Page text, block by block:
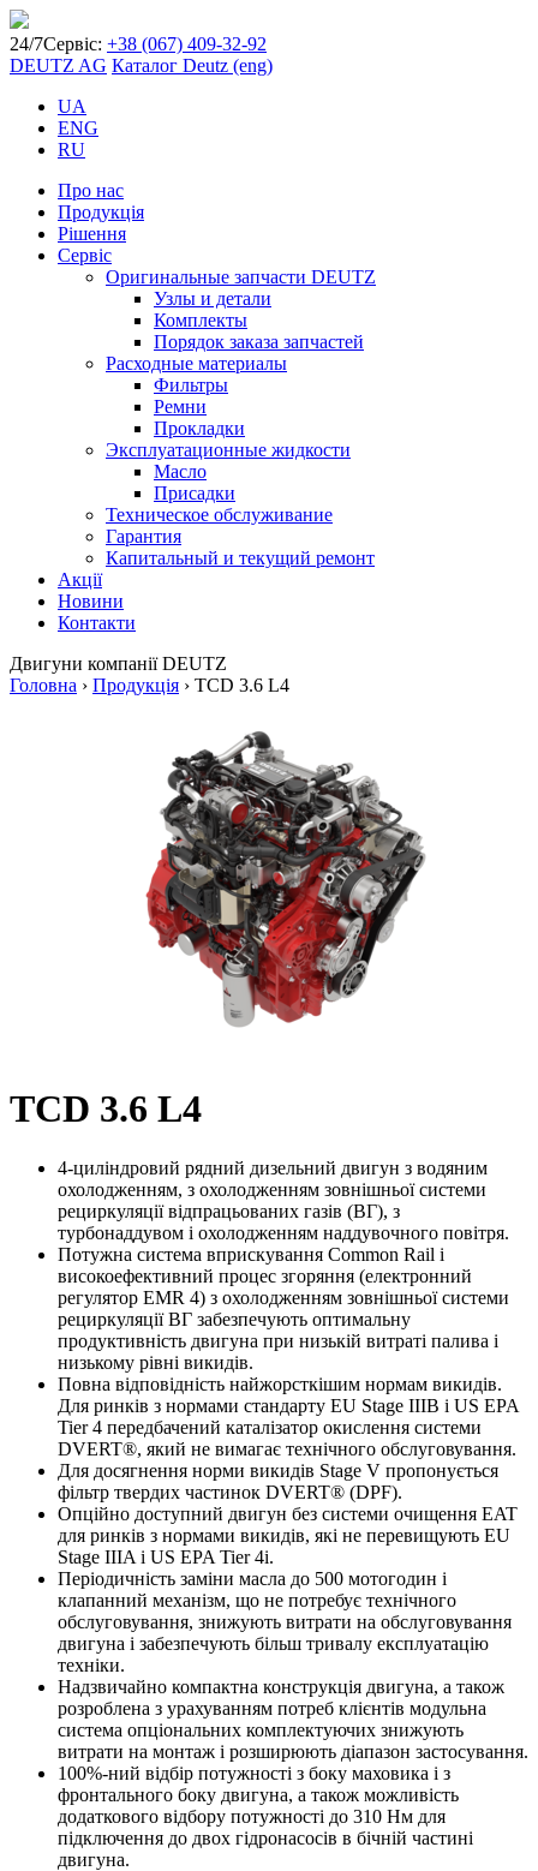
24/7Сервіс: +38 (067) 409-32-92
DEUTZ AG Каталог Deutz (eng)
UA
ENG
RU
Про нас
Продукція
Рішення
Сервіс
Оригинальные запчасти DEUTZ
Узлы и детали
Комплекты
Порядок заказа запчастей
Расходные материалы
Фильтры
Ремни
Прокладки
Эксплуатационные жидкости
Масло
Присадки
Техническое обслуживание
Гарантия
Капитальный и текущий ремонт
Акції
Новини
Контакти
Двигуни компанії DEUTZ
Головна › Продукція › TCD 3.6 L4
TCD 3.6 L4
4-циліндровий рядний дизельний двигун з водяним
охолодженням, з охолодженням зовнішньої системи
рециркуляції відпрацьованих газів (ВГ), з
турбонаддувом і охолодженням наддувочного повітря.
Потужна система вприскування Common Rail і
високоефективний процес згоряння (електронний
регулятор EMR 4) з охолодженням зовнішньої системи
рециркуляції ВГ забезпечують оптимальну
продуктивність двигуна при низькій витраті палива і
низькому рівні викидів.
Повна відповідність найжорсткішим нормам викидів.
Для ринків з нормами стандарту EU Stage IIIB і US EPA
Tier 4 передбачений каталізатор окислення системи
DVERT®, який не вимагає технічного обслуговування.
Для досягнення норми викидів Stage V пропонується
фільтр твердих частинок DVERT® (DPF).
Опційно доступний двигун без системи очищення EAT
для ринків з нормами викидів, які не перевищують EU
Stage IIIA і US EPA Tier 4i.
Періодичність заміни масла до 500 мотогодин і
клапанний механізм, що не потребує технічного
обслуговування, знижують витрати на обслуговування
двигуна і забезпечують більш тривалу експлуатацію
техніки.
Надзвичайно компактна конструкція двигуна, а також
розроблена з урахуванням потреб клієнтів модульна
система опціональних комплектуючих знижують
витрати на монтаж і розширюють діапазон застосування.
100%-ний відбір потужності з боку маховика і з
фронтального боку двигуна, а також можливість
додаткового відбору потужності до 310 Нм для
підключення до двох гідронасосів в бічній частині
двигуна.